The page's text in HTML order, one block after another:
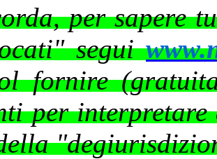
per sapere
segui
fornire
per